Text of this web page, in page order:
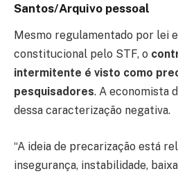
Santos/Arquivo pessoal
Mesmo regulamentado por lei
constitucional pelo STF, o
intermitente é visto como
pesquisadores. A economista
dessa caracterização negativa.
“A ideia de precarização está
insegurança, instabilidade,